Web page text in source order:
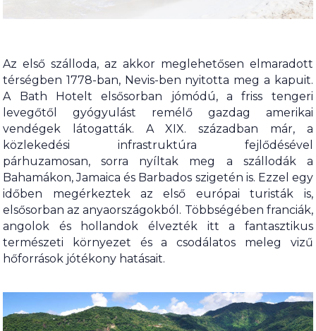
Az első szálloda, az akkor meglehetősen elmaradott
térségben 1778-ban, Nevis-ben nyitotta meg a kapuit.
A Bath Hotelt elsősorban jómódú, a friss tengeri
levegőtől gyógyulást remélő gazdag amerikai
vendégek látogatták. A XIX. században már, a
közlekedési infrastruktúra fejlődésével
párhuzamosan, sorra nyíltak meg a szállodák a
Bahamákon, Jamaica és Barbados szigetén is. Ezzel egy
időben megérkeztek az első európai turisták is,
elsősorban az anyaországokból. Többségében franciák,
angolok és hollandok élvezték itt a fantasztikus
természeti környezet és a csodálatos meleg vizű
hőforrások jótékony hatásait.